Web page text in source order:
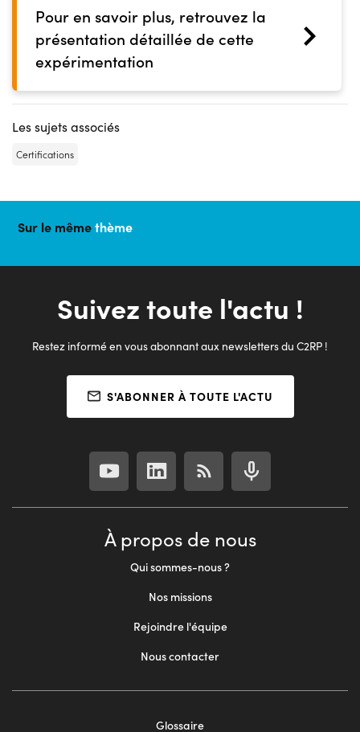
Pour en savoir plus, retrouvez la
présentation détaillée de cette
expérimentation
Les sujets associés
Certifications
Sur le mêmethème
Suivez toute l'actu !
Restez informé en vous abonnant aux newsletters du C2RP !
S'ABONNER À TOUTE L'ACTU
À propos de nous
Qui sommes-nous ?
Nos missions
Rejoindre l'équipe
Nous contacter
Glossaire